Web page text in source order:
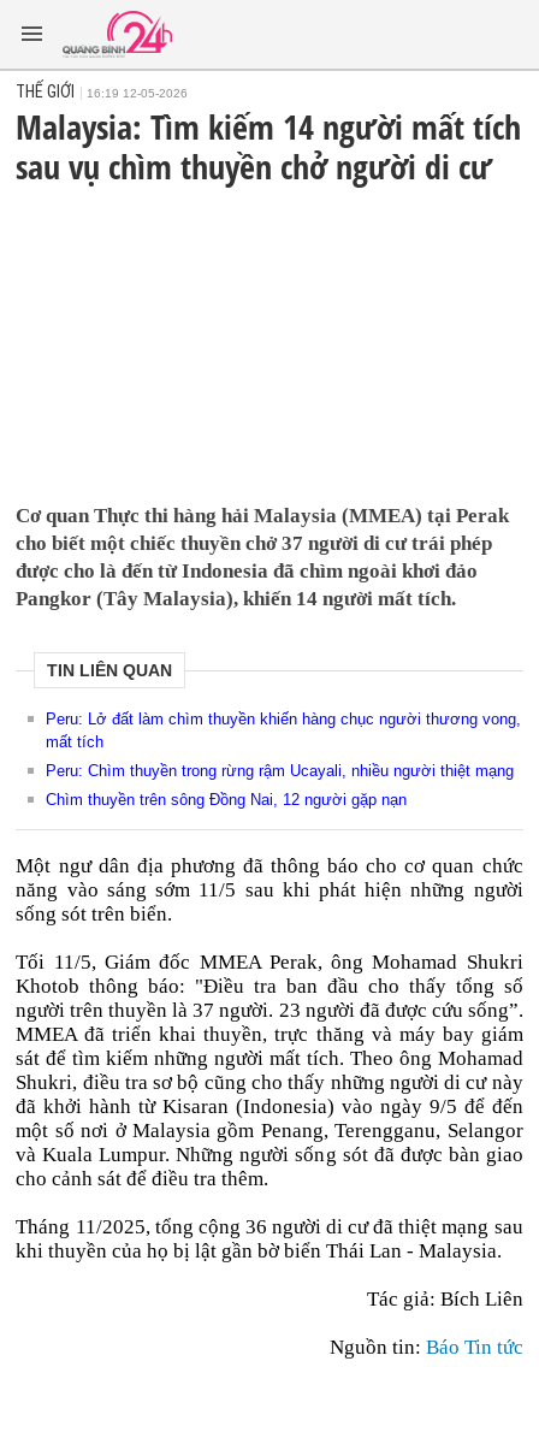
THẾ GIỚI 16:19 12-05-2026
Malaysia: Tìm kiếm 14 người mất tích
sau vụ chìm thuyền chở người di cư
Cơ quan Thực thi hàng hải Malaysia (MMEA) tại Perak
cho biết một chiếc thuyền chở 37 người di cư trái phép
được cho là đến từ Indonesia đã chìm ngoài khơi đảo
Pangkor (Tây Malaysia), khiến 14 người mất tích.
TIN LIÊN QUAN
Peru: Lở đất làm chìm thuyền khiến hàng chục người thương vong,
mất tích
Peru: Chìm thuyền trong rừng rậm Ucayali, nhiều người thiệt mạng
Chìm thuyền trên sông Đồng Nai, 12 người gặp nạn
Một ngư dân địa phương đã thông báo cho cơ quan chức
năng vào sáng sớm 11/5 sau khi phát hiện những người
sống sót trên biển.
Tối 11/5, Giám đốc MMEA Perak, ông Mohamad Shukri
Khotob thông báo: "Điều tra ban đầu cho thấy tổng số
người trên thuyền là 37 người. 23 người đã được cứu sống”.
MMEA đã triển khai thuyền, trực thăng và máy bay giám
sát để tìm kiếm những người mất tích. Theo ông Mohamad
Shukri, điều tra sơ bộ cũng cho thấy những người di cư này
đã khởi hành từ Kisaran (Indonesia) vào ngày 9/5 để đến
một số nơi ở Malaysia gồm Penang, Terengganu, Selangor
và Kuala Lumpur. Những người sống sót đã được bàn giao
cho cảnh sát để điều tra thêm.
Tháng 11/2025, tổng cộng 36 người di cư đã thiệt mạng sau
khi thuyền của họ bị lật gần bờ biển Thái Lan - Malaysia.
Tác giả: Bích Liên
Nguồn tin: Báo Tin tức